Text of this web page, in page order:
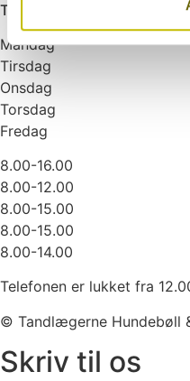
Telefontider
Mandag
Tirsdag
Onsdag
Torsdag
Fredag
8.00-16.00
8.00-12.00
8.00-15.00
8.00-15.00
8.00-14.00
Telefonen er lukket fra
© Tandlægerne Hundebøll
Skriv til os